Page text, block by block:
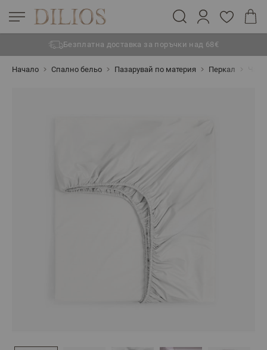
Безплатна доставка за поръчки над 68€
Начало Спално бельо Пазарувай по материя Перкал